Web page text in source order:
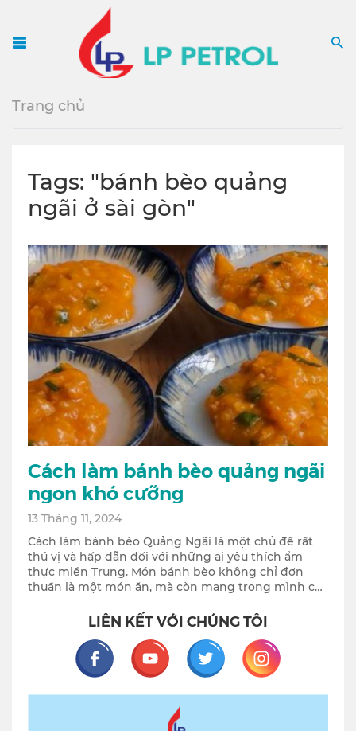
Trang chủ
Tags: "bánh bèo quảng
ngãi ở sài gòn"
Cách làm bánh bèo quảng ngãi
ngon khó cưỡng
13 Tháng 11, 2024
Cách làm bánh bèo Quảng Ngãi là một chủ đề rất
thú vị và hấp dẫn đối với những ai yêu thích ẩm
thực miền Trung. Món bánh bèo không chỉ đơn
thuần là một món ăn, mà còn mang trong mình cả
Quảng Ngãi. Với hương vị độc đáo, sự kết hợp hoàn
thành món ăn thường thấy trong các bữa tiệc hay
các dịp lễ hội. Trong bài viết này, chúng ta sẽ cùng
tìm hiểu chi tiết về cách làm bánh bèo Quảng Ngãi,
từ nguyên liệu đến các bước thực hiện, cùng
những bí quyết để có được những chiếc bánh bèo
Xem thêm >>
LIÊN KẾT VỚI CHÚNG TÔI
FacebookYoutubeTwitter